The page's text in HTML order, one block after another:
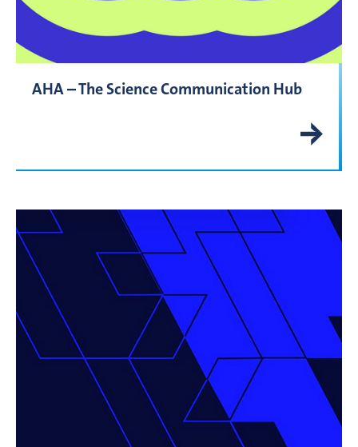
AHA – The Science Communication Hub